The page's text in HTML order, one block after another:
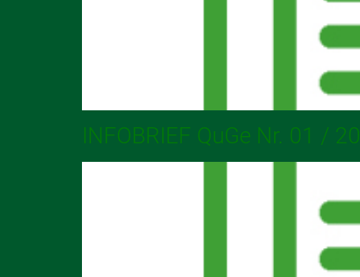
INFOBRIEF QuGe Nr. 01 /